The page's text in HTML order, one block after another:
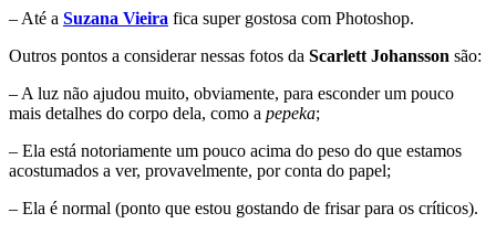
– Até a Suzana Vieira fica super gostosa com Photoshop.
Outros pontos a considerar nessas fotos da Scarlett Johansson são:
– A luz não ajudou muito, obviamente, para esconder um pouco
mais detalhes do corpo dela, como a pepeka;
– Ela está notoriamente um pouco acima do peso do que estamos
acostumados a ver, provavelmente, por conta do papel;
– Ela é normal (ponto que estou gostando de frisar para os críticos).